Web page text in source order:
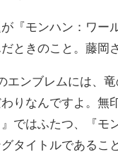
『モンハン：ワー
ときのこと。藤岡
エンブレムには、
わりなんですよ。無
』ではふたつ、『
グタイトルであるこ